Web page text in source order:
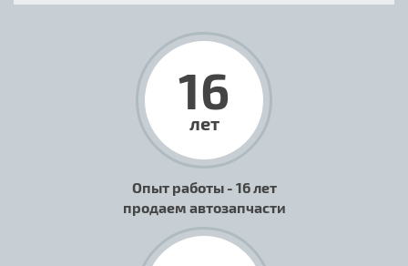
16
лет
Опыт работы - 16 лет
продаем автозапчасти